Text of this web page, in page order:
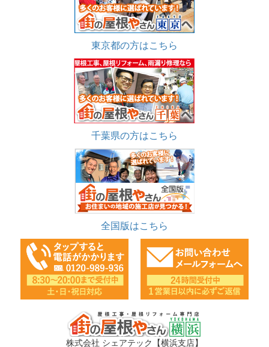
東京都の方はこちら
千葉県の方はこちら
全国版はこちら
株式会社 シェアテック【横浜支店】